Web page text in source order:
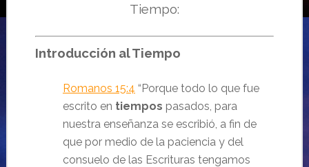
Tiempo:
Introducción al Tiempo
Romanos 15:4 “Porque todo lo que fue
escrito en tiempos pasados, para
nuestra enseñanza se escribió, a fin de
que por medio de la paciencia y del
consuelo de las Escrituras tengamos